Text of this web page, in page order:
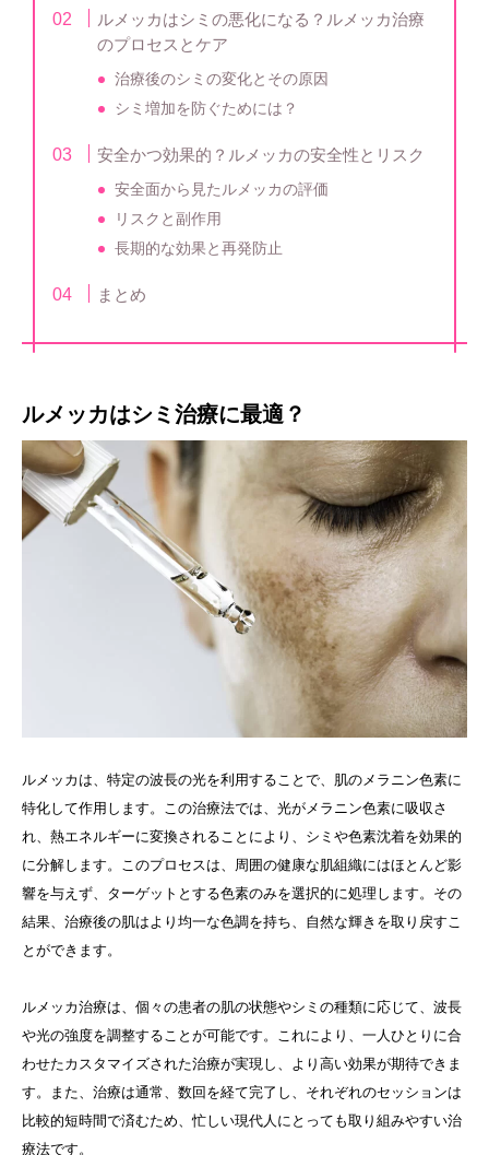
ルメッカはシミの悪化になる？ルメッカ治療
のプロセスとケア
治療後のシミの変化とその原因
シミ増加を防ぐためには？
安全かつ効果的？ルメッカの安全性とリスク
安全面から見たルメッカの評価
リスクと副作用
長期的な効果と再発防止
まとめ
ルメッカはシミ治療に最適？
ルメッカは、特定の波長の光を利用することで、肌のメラニン色素に
特化して作用します。この治療法では、光がメラニン色素に吸収さ
れ、熱エネルギーに変換されることにより、シミや色素沈着を効果的
に分解します。このプロセスは、周囲の健康な肌組織にはほとんど影
響を与えず、ターゲットとする色素のみを選択的に処理します。その
結果、治療後の肌はより均一な色調を持ち、自然な輝きを取り戻すこ
とができます。
ルメッカ治療は、個々の患者の肌の状態やシミの種類に応じて、波長
や光の強度を調整することが可能です。これにより、一人ひとりに合
わせたカスタマイズされた治療が実現し、より高い効果が期待できま
す。また、治療は通常、数回を経て完了し、それぞれのセッションは
比較的短時間で済むため、忙しい現代人にとっても取り組みやすい治
療法です。